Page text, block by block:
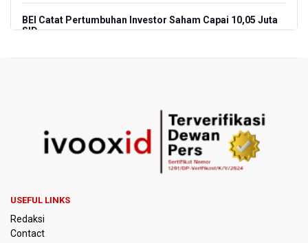
BEI Catat Pertumbuhan Investor Saham Capai 10,05 Juta
SID
Kemkomdigi Targetkan Reaktivasi IGRS Rampung 2026
TNI Gelar Latihan Kesiapsiagaan Penanggulangan
Bencana Gempa Bumi dan Tsunami di Bali
Polisi saat Razia Knalpot Brong
BPS Sebut Sensus Ekonomi 2026 untuk Perbarui Data
USEFUL LINKS
Redaksi
Contact